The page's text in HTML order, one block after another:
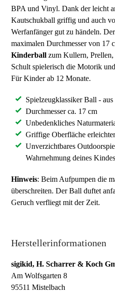
BPA und Vinyl. Dank der leicht
Kautschukball griffig und auch
Werfanfänger gut zu händeln.
maximalen Durchmesser von 17
Kinderball zum Kullern, Prellen,
Schult spielerisch die Motorik
Für Kinder ab 12 Monate.
Spielzeugklassiker Ball -
Durchmesser ca. 17 cm
Unbedenkliches
Griffige Oberfläche
Unverzichtbares
Wahrnehmung deines Kindes
Hinweis: Beim Aufpumpen die
überschreiten. Der Ball duftet
Geruch verfliegt mit der Zeit.
Herstellerinformationen
sigikid, H. Scharrer & Koch
Am Wolfsgarten 8
95511 Mistelbach